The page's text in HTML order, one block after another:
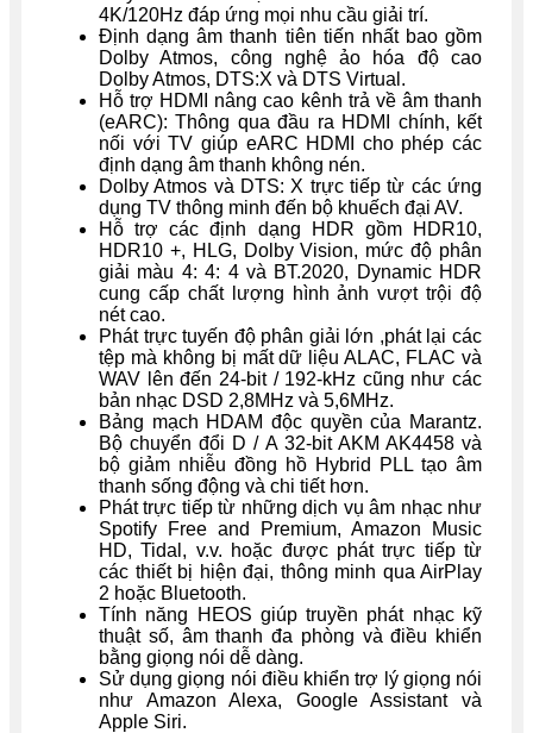
4K/120Hz đáp ứng mọi nhu cầu giải trí.
Định dạng âm thanh tiên tiến nhất bao gồm
Dolby Atmos, công nghệ ảo hóa độ cao
Dolby Atmos, DTS:X và DTS Virtual.
Hỗ trợ HDMI nâng cao kênh trả về âm thanh
(eARC): Thông qua đầu ra HDMI chính, kết
nối với TV giúp eARC HDMI cho phép các
định dạng âm thanh không nén.
Dolby Atmos và DTS: X trực tiếp từ các ứng
dụng TV thông minh đến bộ khuếch đại AV.
Hỗ trợ các định dạng HDR gồm HDR10,
HDR10 +, HLG, Dolby Vision, mức độ phân
giải màu 4: 4: 4 và BT.2020, Dynamic HDR
cung cấp chất lượng hình ảnh vượt trội độ
nét cao.
Phát trực tuyến độ phân giải lớn ,phát lại các
tệp mà không bị mất dữ liệu ALAC, FLAC và
WAV lên đến 24-bit / 192-kHz cũng như các
bản nhạc DSD 2,8MHz và 5,6MHz.
Bảng mạch HDAM độc quyền của Marantz.
Bộ chuyển đổi D / A 32-bit AKM AK4458 và
bộ giảm nhiễu đồng hồ Hybrid PLL tạo âm
thanh sống động và chi tiết hơn.
Phát trực tiếp từ những dịch vụ âm nhạc như
Spotify Free and Premium, Amazon Music
HD, Tidal, v.v. hoặc được phát trực tiếp từ
các thiết bị hiện đại, thông minh qua AirPlay
2 hoặc Bluetooth.
Tính năng HEOS giúp truyền phát nhạc kỹ
thuật số, âm thanh đa phòng và điều khiển
bằng giọng nói dễ dàng.
Sử dụng giọng nói điều khiển trợ lý giọng nói
như Amazon Alexa, Google Assistant và
Apple Siri.